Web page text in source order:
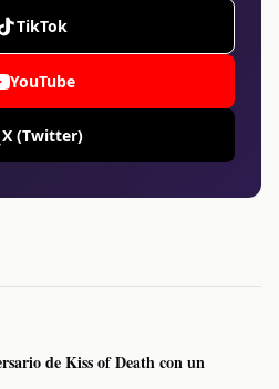
TikTok
YouTube
X (Twitter)
de Kiss of Death con un